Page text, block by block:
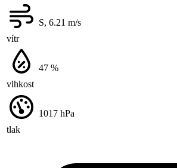
vítr
S, 6.21 m/s
vlhkost
47 %
tlak
1017 hPa